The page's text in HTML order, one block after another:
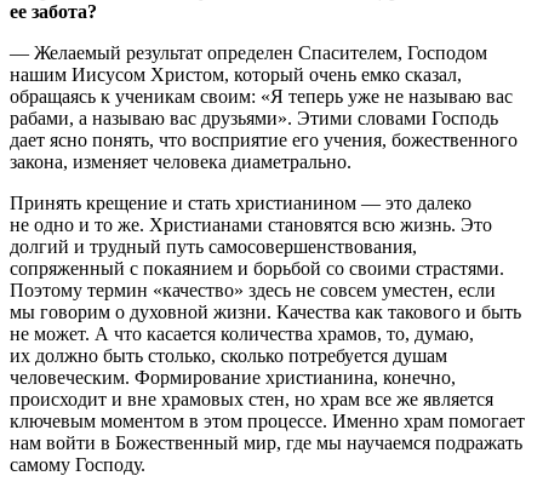
ее забота?
— Желаемый результат определен Спасителем, Господом
нашим Иисусом Христом, который очень емко сказал,
обращаясь к ученикам своим: «Я теперь уже не называю вас
рабами, а называю вас друзьями». Этими словами Господь
дает ясно понять, что восприятие его учения, божественного
закона, изменяет человека диаметрально.
Принять крещение и стать христианином — это далеко
не одно и то же. Христианами становятся всю жизнь. Это
долгий и трудный путь самосовершенствования,
сопряженный с покаянием и борьбой со своими страстями.
Поэтому термин «качество» здесь не совсем уместен, если
мы говорим о духовной жизни. Качества как такового и быть
не может. А что касается количества храмов, то, думаю,
их должно быть столько, сколько потребуется душам
человеческим. Формирование христианина, конечно,
происходит и вне храмовых стен, но храм все же является
ключевым моментом в этом процессе. Именно храм помогает
нам войти в Божественный мир, где мы научаемся подражать
самому Господу.